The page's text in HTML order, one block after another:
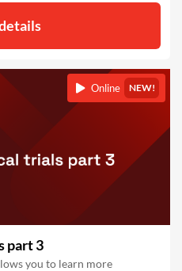
Online NEW!
part 3
you to learn more